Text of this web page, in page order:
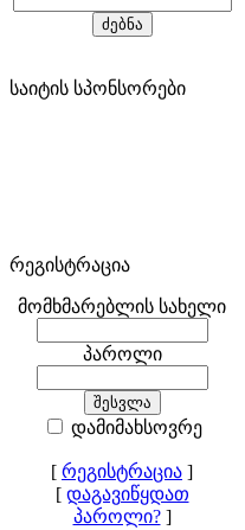
საიტის სპონსორები
რეგისტრაცია
მომხმარებლის სახელი
პაროლი
დამიმახსოვრე
[ რეგისტრაცია ]
[ დაგავიწყდათ
პაროლი?]